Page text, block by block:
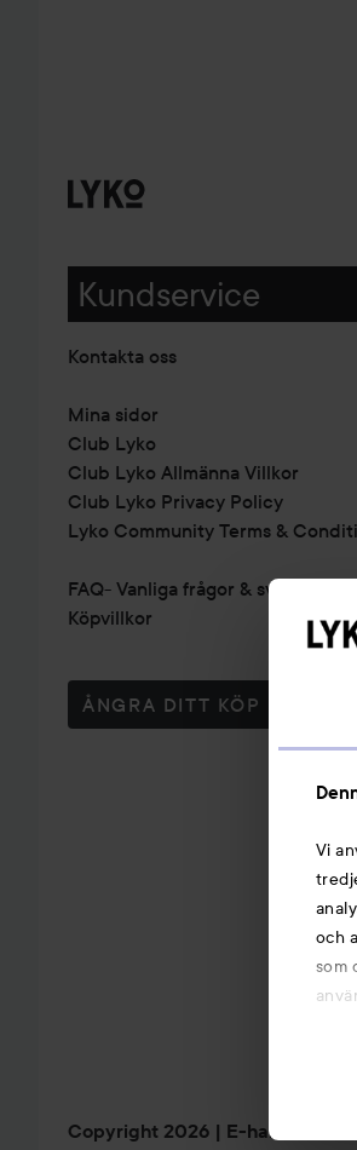
Vi
och
som
Kundservice
Kontakta oss
Mina sidor
Club Lyko
Club Lyko Allmänna Villkor
Club Lyko Privacy Policy
Lyko Community Terms &
FAQ- Vanliga frågor & svar
Köpvillkor
ÅNGRA DITT KÖP
Copyright 2026 E-handel av